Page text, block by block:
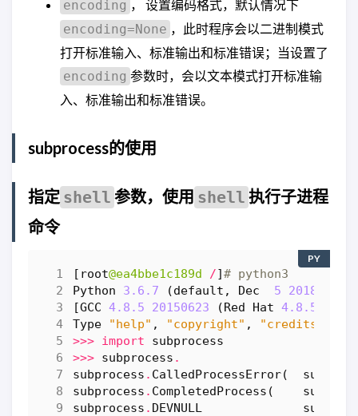
encoding ， 设置编码格式，默认情况下
encoding=None ，此时程序会以二进制模式
打开标准输入、标准输出和标准错误；当设置了
encoding 参数时，会以文本模式打开标准输
入、标准输出和标准错误。
subprocess的使用
指定 shell 参数，使用 shell 执行子进程
命令
[ root@ea4bbe1c189d /]# python3
Python
3.6.7 (default , Dec 5 2018
[GCC 4.8.5 20150623 (Red Hat 4.8.5
Type
"help" , "copyright" , "credits"
>>> import
subprocess
>>> subprocess .
subprocess . CalledProcessError(
subprocess . CompletedProcess (
subprocess . DEVNULL
PY